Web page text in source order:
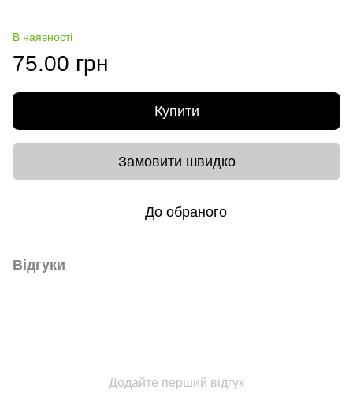
В наявності
75.00 грн
Купити
Замовити швидко
До обраного
Відгуки
Додайте перший відгук